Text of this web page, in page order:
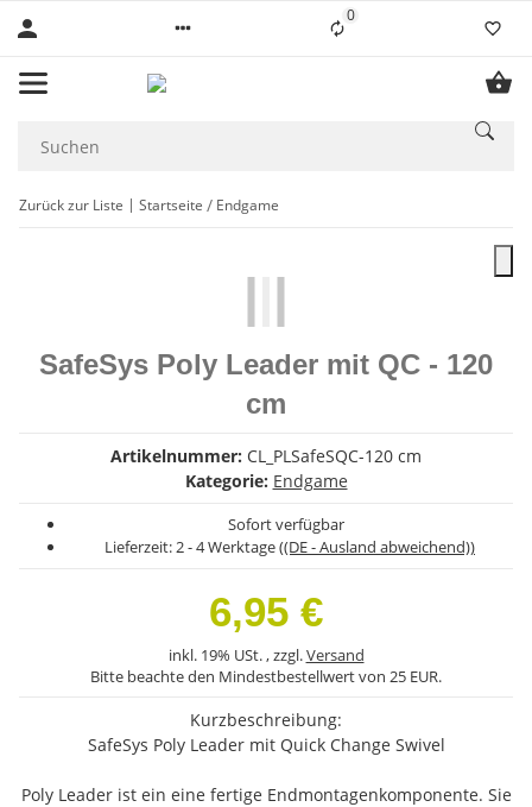
0Liste ist leer
Zurück zur Liste Startseite Endgame
SafeSys Poly Leader mit QC - 120
cm
Artikelnummer: CL_PLSafeSQC-120 cm
Kategorie: Endgame
Sofort verfügbar
Lieferzeit:2 - 4 Werktage((DE - Ausland abweichend))
6,95 €
inkl. 19% USt. , zzgl.Versand
Bitte beachte den Mindestbestellwert von 25 EUR.
Kurzbeschreibung:
SafeSys Poly Leader mit Quick Change Swivel
Poly Leader ist ein eine fertige Endmontagenkomponente. Sie